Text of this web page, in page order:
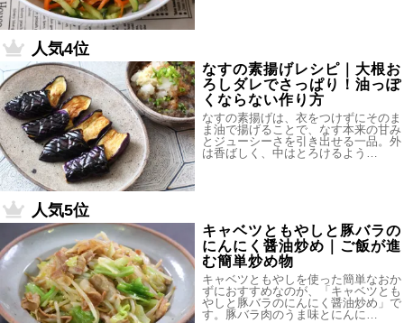
人気4位
なすの素揚げレシピ｜大根お
ろしダレでさっぱり！油っぽ
くならない作り方
なすの素揚げは、衣をつけずにそのま
ま油で揚げることで、なす本来の甘み
とジューシーさを引き出せる一品。外
は香ばしく、中はとろけるよう…
人気5位
キャベツともやしと豚バラの
にんにく醤油炒め｜ご飯が進
む簡単炒め物
キャベツともやしを使った簡単なおか
ずにおすすめなのが、「キャベツとも
やしと豚バラのにんにく醤油炒め」で
す。豚バラ肉のうま味とにんに…